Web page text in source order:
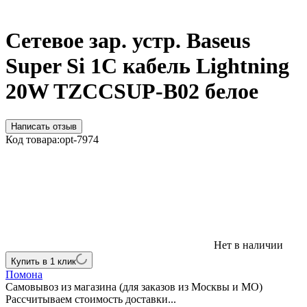
Сетевое зар. устр. Baseus
Super Si 1C кабель Lightning
20W TZCCSUP-B02 белое
Написать отзыв
Код товара:opt-7974
Нет в наличии
Купить в 1 клик
Помона
Самовывоз из магазина (для заказов из Москвы и МО)
Рассчитываем стоимость доставки...